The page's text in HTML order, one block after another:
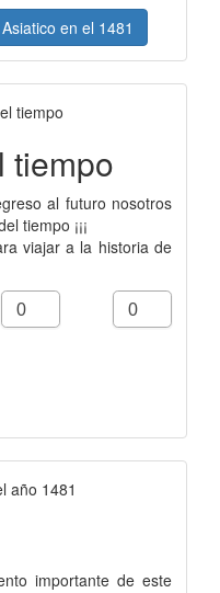
en el 1481
tiempo
al futuro nosotros
tiempo ¡¡¡
viajar a la historia de
importante de este